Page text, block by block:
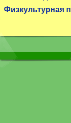
Физкультурная